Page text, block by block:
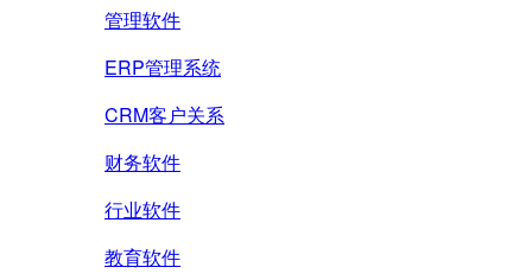
管理软件
ERP管理系统
CRM客户关系
财务软件
行业软件
教育软件